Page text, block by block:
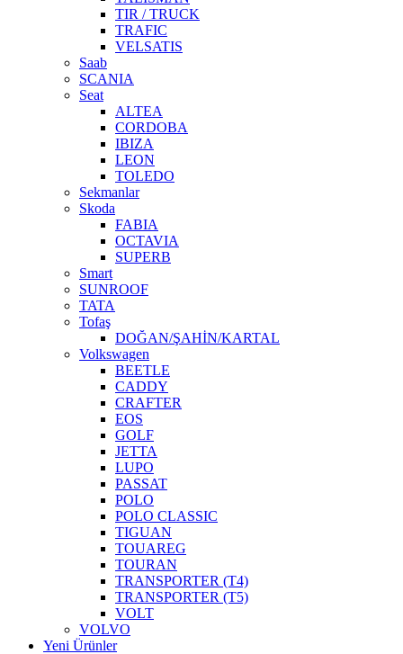
TIR / TRUCK
TRAFIC
VELSATIS
Saab
SCANIA
Seat
ALTEA
CORDOBA
IBIZA
LEON
TOLEDO
Sekmanlar
Skoda
FABIA
OCTAVIA
SUPERB
Smart
SUNROOF
TATA
Tofaş
DOĞAN/ŞAHİN/KARTAL
Volkswagen
BEETLE
CADDY
CRAFTER
EOS
GOLF
JETTA
LUPO
PASSAT
POLO
POLO CLASSIC
TIGUAN
TOUAREG
TOURAN
TRANSPORTER (T4)
TRANSPORTER (T5)
VOLT
VOLVO
Yeni Ürünler